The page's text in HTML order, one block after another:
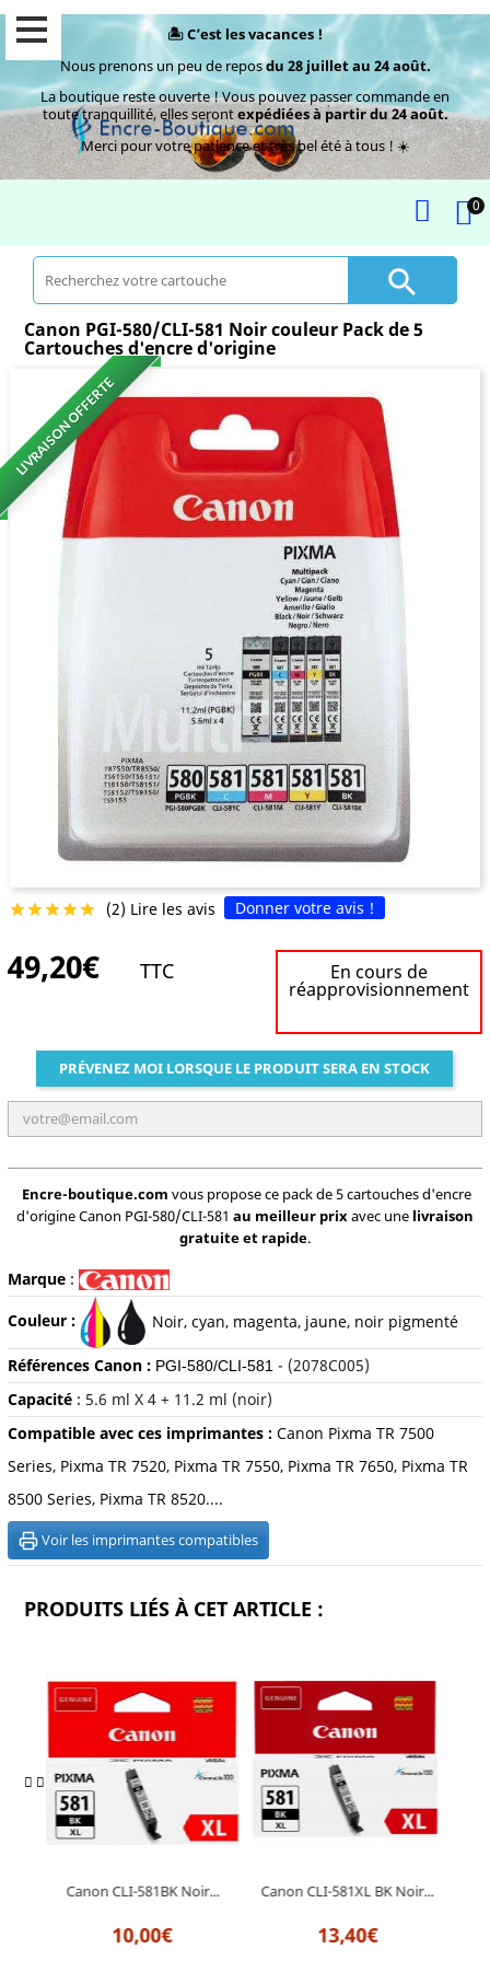
🏝️ C’est les vacances !
Nous prenons un peu de reposdu 28 juillet au 24 août.
La boutique reste ouverte ! Vous pouvez passer commande en
toute tranquillité, elles serontexpédiées à partir du 24 août.
Merci pour votre patience et très bel été à tous ! ☀️
0

Canon PGI-580/CLI-581 Noir couleur Pack de 5
Cartouches d'encre d'origine
LIVRAISON OFFERTE
 (2) Lire les avis Donner votre avis !
49,20€ TTC En cours de
réapprovisionnement
PRÉVENEZ MOI LORSQUE LE PRODUIT SERA EN STOCK
Encre-boutique.com vous propose ce pack de 5 cartouches d'encre
d'origine Canon PGI-580/CLI-581 au meilleur prixavec une livraison
gratuite et rapide.
Marque:
Couleur : Noir, cyan, magenta, jaune, noir pigmenté
Références Canon : PGI-580/CLI-581 - (2078C005)
Capacité: 5.6 ml X 4 + 11.2 ml (noir)
Compatible avec ces imprimantes : Canon Pixma TR 7500
Series, Pixma TR 7520, Pixma TR 7550, Pixma TR 7650, Pixma TR
8500 Series, Pixma TR 8520....
Voir les imprimantes compatibles
PRODUITS LIÉS À CET ARTICLE :
Canon CLI-581BK Noir...
10,00€
Canon CLI-581XL BK Noir...
13,40€